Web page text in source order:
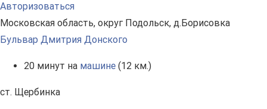
Авторизоваться
Московская область, округ Подольск, д.Борисовка
Бульвар Дмитрия Донского
20 минут на машине (12 км.)
ст. Щербинка